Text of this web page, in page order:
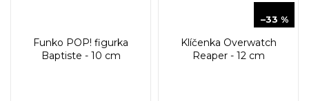
Funko POP! figurka
Baptiste - 10 cm
–33 %
Klíčenka Overwatch
Reaper - 12 cm